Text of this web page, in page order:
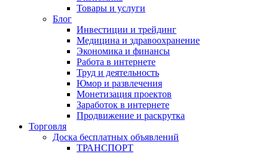
Товары и услуги
Блог
Инвестиции и трейдинг
Медицина и здравоохранение
Экономика и финансы
Работа в интернете
Труд и деятельность
Юмор и развлечения
Монетизация проектов
Заработок в интернете
Продвижение и раскрутка
Торговля
Доска бесплатных объявлений
ТРАНСПОРТ